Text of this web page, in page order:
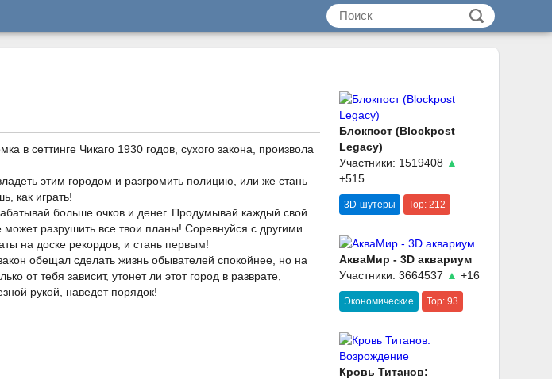
в сеттинге Чикаго 1930 годов, сухого закона, произвола
этим городом и разгромить полицию, или же стань
как играть!
больше очков и денег. Продумывай каждый свой
разрушить все твои планы! Соревнуйся с другими
на доске рекордов, и стань первым!
обещал сделать жизнь обывателей спокойнее, но на
от тебя зависит, утонет ли этот город в разврате,
рукой, наведет порядок!
Блокпост (Blockpost
Legacy)
Участники: 1519408 ▲
+515
3D-шутеры Top: 212
АкваМир - 3D аквариум
Участники: 3664537 ▲ +16
Экономические Top: 93
Кровь Титанов: